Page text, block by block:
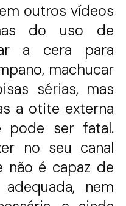
outros vídeos
do uso de
a cera para
machucar
sérias, mas
a otite externa
pode ser fatal.
no seu canal
não é capaz de
nem